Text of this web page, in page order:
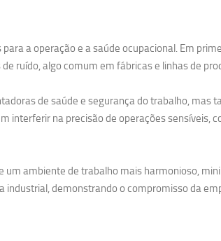
a operação e a saúde ocupacional. Em
ruído, algo comum em fábricas e linhas de
de saúde e segurança do trabalho,
interferir na precisão de operações sensíveis,
ambiente de trabalho mais harmonioso,
demonstrando o compromisso da